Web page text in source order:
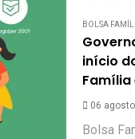
BOLSA
início
06
Bolsa